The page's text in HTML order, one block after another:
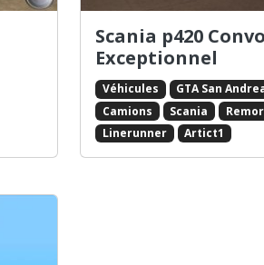
Scania p420
Exceptionnel
Véhicules
GTA San
Camions
Scania
Linerunner
Artict1